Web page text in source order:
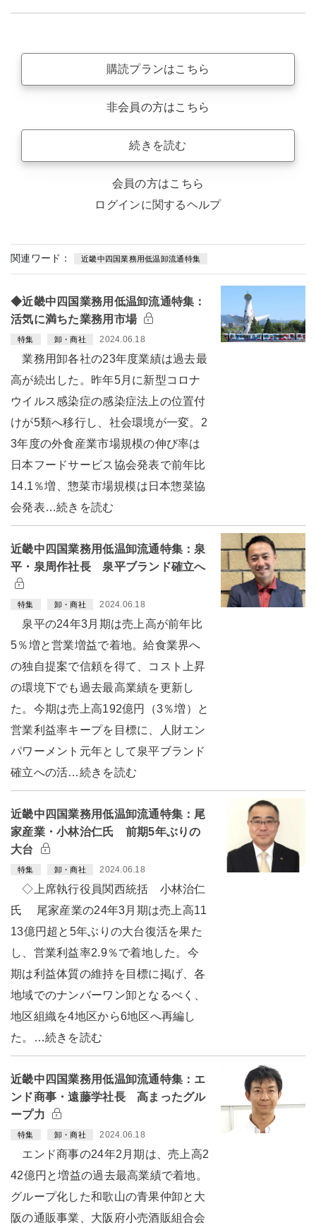
購読プランはこちら
非会員の方はこちら
続きを読む
会員の方はこちら
ログインに関するヘルプ
関連ワード： 近畿中四国業務用低温卸流通特集
◆近畿中四国業務用低温卸流通特集：
活気に満ちた業務用市場
特集 卸・商社 2024.06.18
業務用卸各社の23年度業績は過去最
高が続出した。昨年5月に新型コロナ
ウイルス感染症の感染症法上の位置付
けが5類へ移行し、社会環境が一変。2
3年度の外食産業市場規模の伸び率は
日本フードサービス協会発表で前年比
14.1％増、惣菜市場規模は日本惣菜協
会発表…続きを読む
近畿中四国業務用低温卸流通特集：泉
平・泉周作社長 泉平ブランド確立へ
特集 卸・商社 2024.06.18
泉平の24年3月期は売上高が前年比
5％増と営業増益で着地。給食業界へ
の独自提案で信頼を得て、コスト上昇
の環境下でも過去最高業績を更新し
た。今期は売上高192億円（3％増）と
営業利益率キープを目標に、人財エン
パワーメント元年として泉平ブランド
確立への活…続きを読む
近畿中四国業務用低温卸流通特集：尾
家産業・小林治仁氏 前期5年ぶりの
大台
特集 卸・商社 2024.06.18
◇上席執行役員関西統括 小林治仁
氏 尾家産業の24年3月期は売上高11
13億円超と5年ぶりの大台復活を果た
し、営業利益率2.9％で着地した。今
期は利益体質の維持を目標に掲げ、各
地域でのナンバーワン卸となるべく、
地区組織を4地区から6地区へ再編し
た。…続きを読む
近畿中四国業務用低温卸流通特集：エ
ンド商事・遠藤学社長 高まったグル
ープ力
特集 卸・商社 2024.06.18
エンド商事の24年2月期は、売上高2
42億円と増益の過去最高業績で着地。
グループ化した和歌山の青果仲卸と大
阪の通販事業、大阪府小売酒販組合会